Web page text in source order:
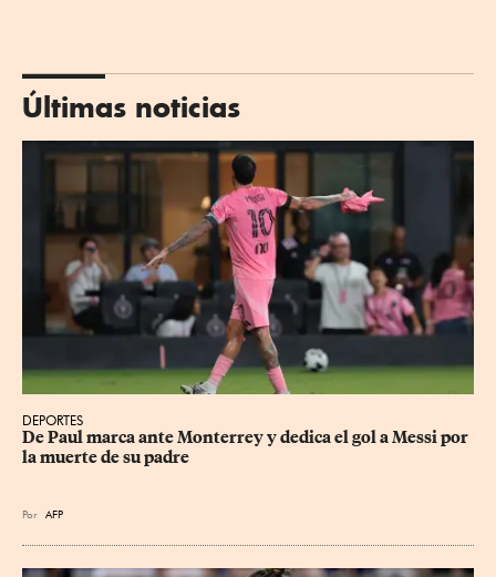
Últimas noticias
DEPORTES
De Paul marca ante Monterrey y dedica el gol a Messi por
la muerte de su padre
Por AFP